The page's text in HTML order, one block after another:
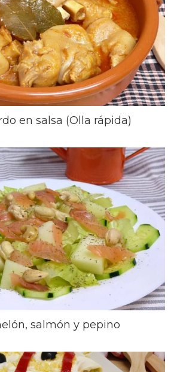
en salsa (Olla rápida)
salmón y pepino